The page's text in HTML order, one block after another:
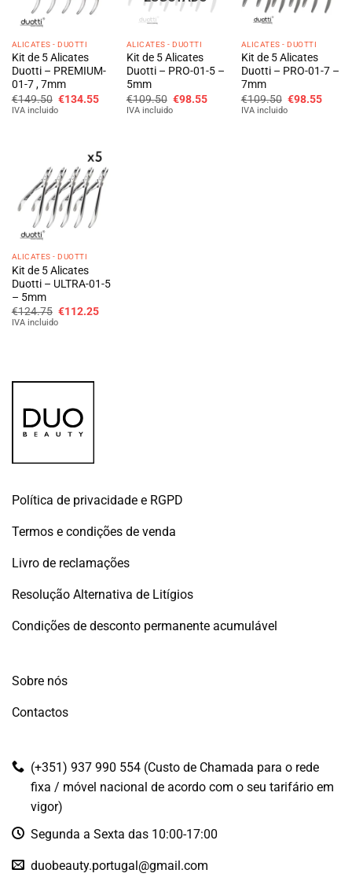
ALICATES - DUOTTI
Kit de 5 Alicates
Duotti – PREMIUM-
01-7 , 7mm
€149.50 O
preço
€134.55O
IVA incluido
ALICATES - DUOTTI
Kit de 5 Alicates
Duotti – PRO-01-5 –
5mm
€109.50 O
preço
€98.55O
IVA incluido
ALICATES - DUOTTI
Kit de 5 Alicates
Duotti – PRO-01-7 –
7mm
€109.50 O
preço
€98.55O
IVA incluido
ALICATES - DUOTTI
Kit de 5 Alicates
Duotti – ULTRA-01-5
– 5mm
€124.75 O
preço
€112.25O
IVA incluido
Política de privacidade e RGPD
Termos e condições de venda
Livro de reclamações
Resolução Alternativa de Litígios
Condições de desconto permanente acumulável
Sobre nós
Contactos
(+351) 937 990 554 (Custo de Chamada para o rede
fixa / móvel nacional de acordo com o seu tarifário em
vigor)
Segunda a Sexta das 10:00-17:00
duobeauty.portugal@gmail.com